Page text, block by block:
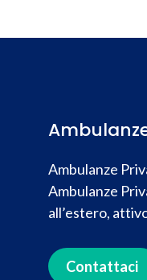
Ambulanze
Ambulanze
all’estero,
Contattaci